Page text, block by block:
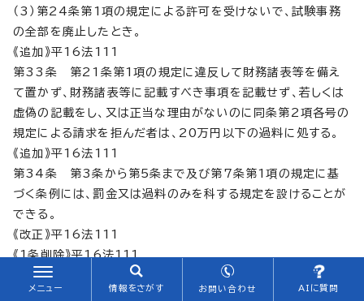
（3）第24条第1項の規定による許可を受けないで、試験事務
の全部を廃止したとき。
《追加》平16法111
第33条 第21条第1項の規定に違反して財務諸表等を備え
て置かず、財務諸表等に記載すべき事項を記載せず、若しくは
虚偽の記載をし、又は正当な理由がないのに同条第2項各号の
規定による請求を拒んだ者は、20万円以下の過料に処する。
《追加》平16法111
第34条 第3条から第5条まで及び第7条第1項の規定に基
づく条例には、罰金又は過料のみを科する規定を設けることが
できる。
《改正》平16法111
《1条削除》平16法111
附則メニュー 情報をさがす お問い合わせ AIに質問